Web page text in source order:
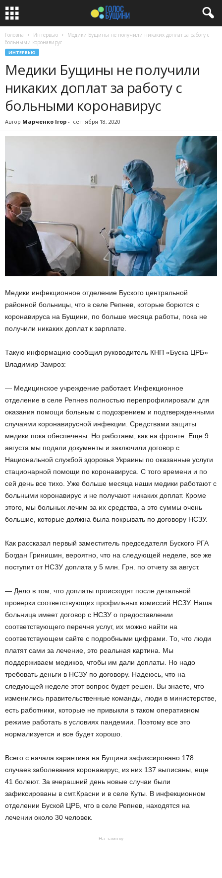
Головна Интервью
Медики Бущины не получили никаких доплат за работу с
больными коронавирус
ИНТЕРВЬЮ
Медики Бущины не получили
никаких доплат за работу с
больными коронавирус
Автор Марченко Ігор - сентября 18, 2020
Медики инфекционное отделение Буского центральной
районной больницы, что в селе Репнев, которые борются с
коронавируса на Бущини, по больше месяца работы, пока не
получили никаких доплат к зарплате.
Такую информацию сообщил руководитель КНП «Буска ЦРБ»
Владимир Замроз:
— Медицинское учреждение работает. Инфекционное
отделение в селе Репнев полностью перепрофилировали для
оказания помощи больным с подозрением и подтвержденными
случаями коронавирусной инфекции. Средствами защиты
медики пока обеспечены. Но работаем, как на фронте. Еще 9
августа мы подали документы и заключили договор с
Национальной службой здоровья Украины по оказанные услуги
стационарной помощи по коронавируса. С того времени и по
сей день все тихо. Уже больше месяца наши медики работают с
больными коронавирус и не получают никаких доплат. Кроме
этого, мы больных лечим за их средства, а это суммы очень
большие, которые должна была покрывать по договору НСЗУ.
Как рассказал первый заместитель председателя Буского РГА
Богдан Гринишин, вероятно, что на следующей неделе, все же
поступит от НСЗУ доплата у 5 млн. Грн. по отчету за август.
— Дело в том, что доплаты происходят после детальной
проверки соответствующих профильных комиссий НСЗУ. Наша
больница имеет договор с НСЗУ о предоставлении
соответствующего перечня услуг, их можно найти на
соответствующем сайте с подробными цифрами. То, что люди
платят сами за лечение, это реальная картина. Мы
поддерживаем медиков, чтобы им дали доплаты. Но надо
требовать деньги в НСЗУ по договору. Надеюсь, что на
следующей неделе этот вопрос будет решен. Вы знаете, что
изменились правительственные команды, люди в министерстве,
есть работники, которые не привыкли в таком оперативном
режиме работать в условиях пандемии. Поэтому все это
нормализуется и все будет хорошо.
Всего с начала карантина на Бущини зафиксировано 178
случаев заболевания коронавирус, из них 137 выписаны, еще
41 болеют. За вчерашний день новые случаи были
зафиксированы в смт.Красни и в селе Куты. В инфекционном
отделении Буской ЦРБ, что в селе Репнев, находятся на
лечении около 30 человек.
На замітку